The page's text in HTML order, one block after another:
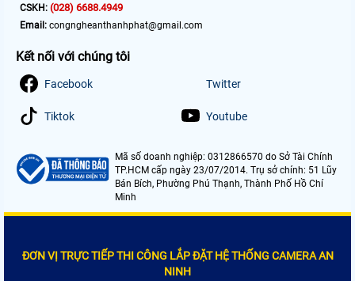
CSKH: (028) 6688.4949
Email: congngheanthanhphat@gmail.com
Kết nối với chúng tôi
Facebook Twitter
Tiktok Youtube
Mã số doanh nghiệp: 0312866570 do Sở Tài Chính
TP.HCM cấp ngày 23/07/2014. Trụ sở chính: 51 Lũy
Bán Bích, Phường Phú Thạnh, Thành Phố Hồ Chí
Minh
ĐƠN VỊ TRỰC TIẾP THI CÔNG LẮP ĐẶT HỆ THỐNG CAMERA AN
NINH